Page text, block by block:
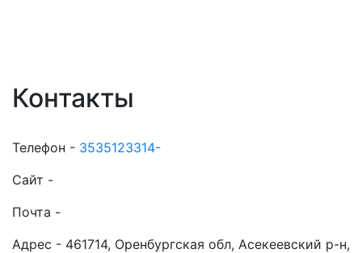
Контакты
Телефон - 3535123314-
Сайт -
Почта -
Адрес - 461714, Оренбургская обл, Асекеевский р-н,